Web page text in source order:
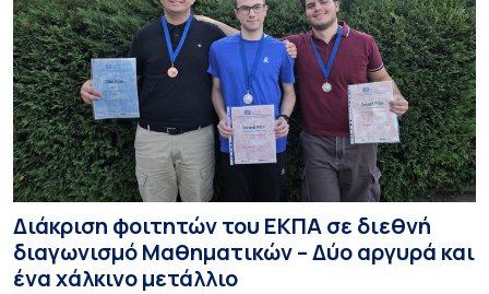
Διάκριση φοιτητών του ΕΚΠΑ σε διεθνή
διαγωνισμό Μαθηματικών – Δύο αργυρά και
ένα χάλκινο μετάλλιο